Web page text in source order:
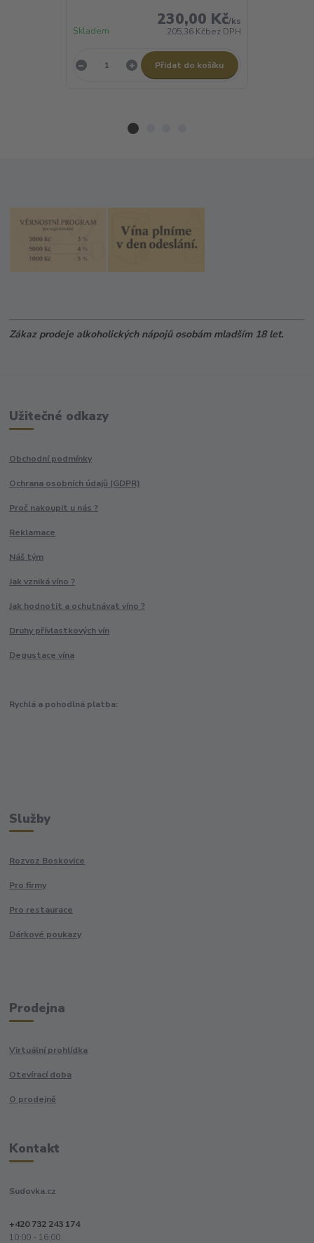
230,00 Kč/ks
205,36 Kčbez DPH
Skladem
Přidat do košíku
Zákaz prodeje alkoholických nápojů osobám mladším 18 let.
Užitečné odkazy
Obchodní podmínky
Ochrana osobních údajů (GDPR)
Proč nakoupit u nás ?
Reklamace
Náš tým
Jak vzniká víno ?
Jak hodnotit a ochutnávat víno ?
Druhy přívlastkových vín
Degustace vína
Rychlá a pohodlná platba:
Služby
Rozvoz Boskovice
Pro firmy
Pro restaurace
Dárkové poukazy
Prodejna
Virtuální prohlídka
Otevírací doba
O prodejně
Kontakt
Sudovka.cz
+420 732 243 174
10:00 - 16:00